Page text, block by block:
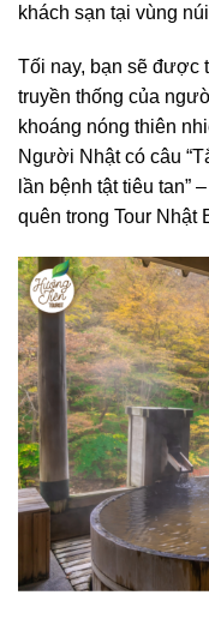
khách sạn tại vùng
Tối nay, bạn sẽ được
truyền thống của
khoáng nóng thiên
Người Nhật có câu
lần bệnh tật tiêu tan”
quên trong Tour Nhật